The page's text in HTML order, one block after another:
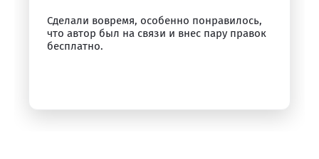
Сделали вовремя, особенно понравилось,
что автор был на связи и внес пару правок
бесплатно.